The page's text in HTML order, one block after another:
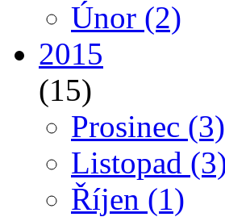
Únor (2)
2015
(15)
Prosinec (3)
Listopad
Říjen (1)